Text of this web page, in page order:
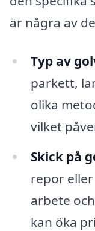
är några av
Typ av
parkett,
olika
vilket
Skick på
repor
arbete
kan öka